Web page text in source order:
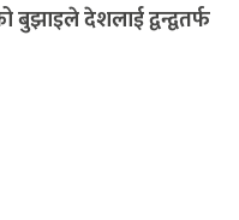
बुझाइले देशलाई द्वन्द्वतर्फ